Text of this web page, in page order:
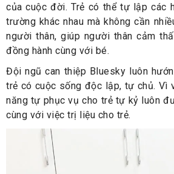
của cuộc đời. Trẻ có thể tự lập các
trường khác nhau mà không cần
người thân, giúp người thân cảm
đồng hành cùng với bé.
Đội ngũ can thiệp Bluesky luôn
trẻ có cuộc sống độc lập, tự chủ. Vì
năng tự phục vụ cho trẻ tự kỷ luôn
cùng với việc trị liệu cho trẻ.